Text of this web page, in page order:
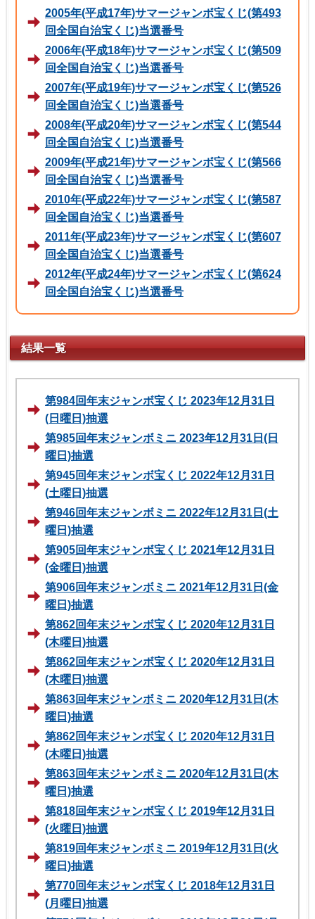
2005年(平成17年)サマージャンボ宝くじ(第493
回全国自治宝くじ)当選番号
2006年(平成18年)サマージャンボ宝くじ(第509
回全国自治宝くじ)当選番号
2007年(平成19年)サマージャンボ宝くじ(第526
回全国自治宝くじ)当選番号
2008年(平成20年)サマージャンボ宝くじ(第544
回全国自治宝くじ)当選番号
2009年(平成21年)サマージャンボ宝くじ(第566
回全国自治宝くじ)当選番号
2010年(平成22年)サマージャンボ宝くじ(第587
回全国自治宝くじ)当選番号
2011年(平成23年)サマージャンボ宝くじ(第607
回全国自治宝くじ)当選番号
2012年(平成24年)サマージャンボ宝くじ(第624
回全国自治宝くじ)当選番号
結果一覧
第984回年末ジャンボ宝くじ 2023年12月31日
(日曜日)抽選
第985回年末ジャンボミニ 2023年12月31日(日
曜日)抽選
第945回年末ジャンボ宝くじ 2022年12月31日
(土曜日)抽選
第946回年末ジャンボミニ 2022年12月31日(土
曜日)抽選
第905回年末ジャンボ宝くじ 2021年12月31日
(金曜日)抽選
第906回年末ジャンボミニ 2021年12月31日(金
曜日)抽選
第862回年末ジャンボ宝くじ 2020年12月31日
(木曜日)抽選
第862回年末ジャンボ宝くじ 2020年12月31日
(木曜日)抽選
第863回年末ジャンボミニ 2020年12月31日(木
曜日)抽選
第862回年末ジャンボ宝くじ 2020年12月31日
(木曜日)抽選
第863回年末ジャンボミニ 2020年12月31日(木
曜日)抽選
第818回年末ジャンボ宝くじ 2019年12月31日
(火曜日)抽選
第819回年末ジャンボミニ 2019年12月31日(火
曜日)抽選
第770回年末ジャンボ宝くじ 2018年12月31日
(月曜日)抽選